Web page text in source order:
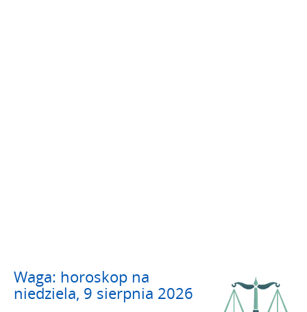
Waga: horoskop na
niedziela, 9 sierpnia 2026